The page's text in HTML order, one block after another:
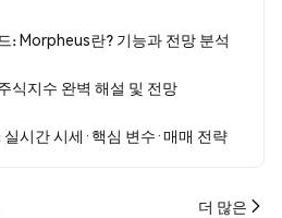
: Morpheus란? 기능과 전망 분석
식지수 완벽 해설 및 전망
시간 시세·핵심 변수·매매 전략
더 많은